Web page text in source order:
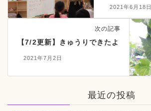
2021年6月18日
次の記事
【7/2更新】きゅうりできたよ
2021年7月2日
最近の投稿